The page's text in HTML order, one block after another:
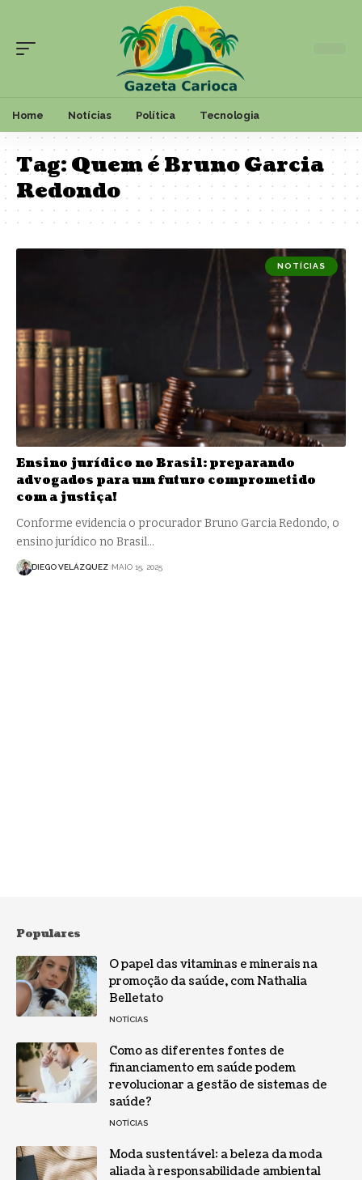
Home Notícias Política Tecnologia
Tag:Quem é Bruno Garcia
Redondo
NOTÍCIAS
Ensino jurídico no Brasil: preparando
advogados para um futuro comprometido
com a justiça!
Conforme evidencia o procurador Bruno Garcia Redondo, o
ensino jurídico no Brasil…
DIEGO VELÁZQUEZ MAIO 15, 2025
Populares
O papel das vitaminas e minerais na
promoção da saúde, com Nathalia
Belletato
NOTÍCIAS
Como as diferentes fontes de
financiamento em saúde podem
revolucionar a gestão de sistemas de
saúde?
NOTÍCIAS
Moda sustentável: a beleza da moda
aliada à responsabilidade ambiental